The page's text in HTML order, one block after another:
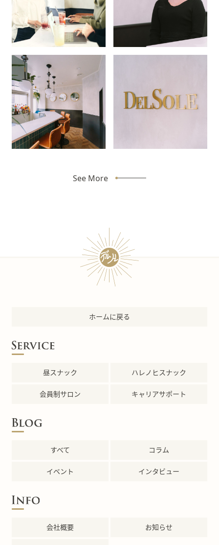
See More
ホームに戻る
昼スナック ハレノヒスナック
会員制サロン キャリアサポート
すべて コラム
イベント インタビュー
会社概要 お知らせ